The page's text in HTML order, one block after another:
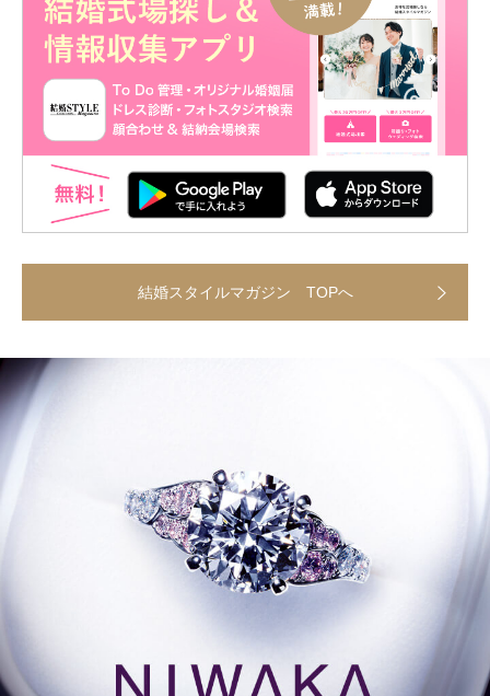
結婚スタイルマガジン TOPへ